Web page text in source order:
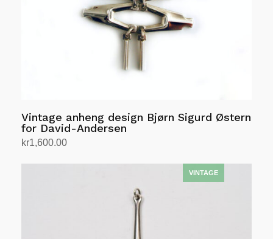
Vintage anheng design Bjørn Sigurd Østern
for David-Andersen
kr1,600.00